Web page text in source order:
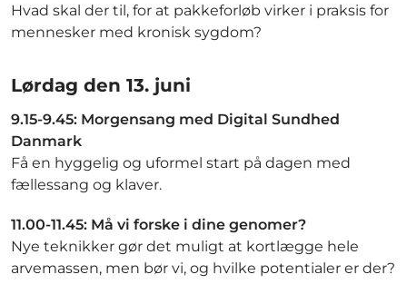
Hvad skal der til, for at pakkeforløb virker i praksis for
mennesker med kronisk sygdom?​
Lørdag den 13. juni
9.15-9.45: Morgensang med Digital Sundhed
Danmark
Få en hyggelig og uformel start på dagen med
fællessang og klaver.
11.00-11.45: Må vi forske i dine genomer?
Nye teknikker gør det muligt at kortlægge hele
arvemassen, men bør vi, og hvilke potentialer er der?​